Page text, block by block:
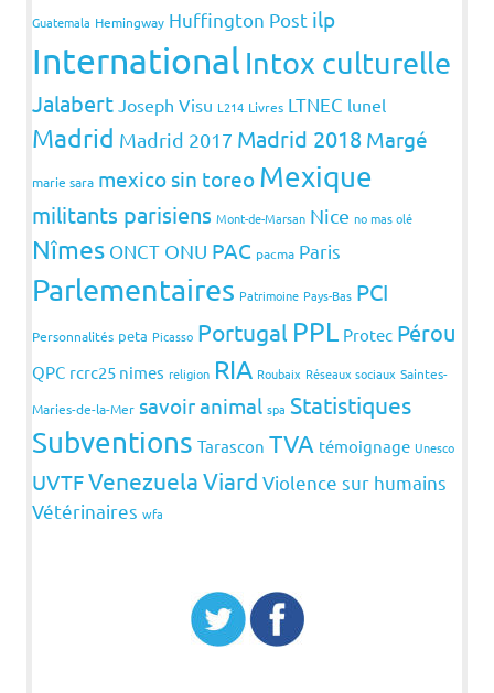
Guatemala Hemingway Huffington Post ilp
International Intox culturelle
Jalabert Joseph Visu L214 Livres LTNEC lunel
Madrid Madrid 2017 Madrid 2018 Margé
marie sara mexico sin toreo Mexique
militants parisiens Mont-de-Marsan Nice no mas olé
Nîmes ONCT ONU PAC pacma Paris
Parlementaires Patrimoine Pays-Bas PCI
Personnalités peta Picasso Portugal PPL Protec Pérou
QPC rcrc25 nimes religion RIA Roubaix Réseaux sociaux Saintes-
Maries-de-la-Mer savoir animal spa Statistiques
Subventions Tarascon TVA témoignage Unesco
UVTFVenezuelaViard Violence sur humains
Vétérinaires wfa